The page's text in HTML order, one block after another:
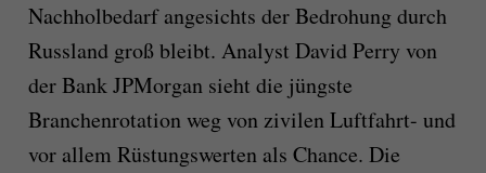
Nachholbedarf angesichts der Bedrohung durch
Russland groß bleibt. Analyst David Perry von
der Bank JPMorgan sieht die jüngste
Branchenrotation weg von zivilen Luftfahrt- und
vor allem Rüstungswerten als Chance. Die